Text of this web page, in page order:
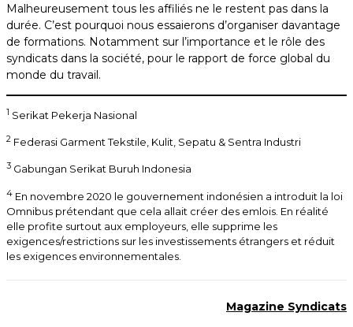
Malheureusement tous les affiliés ne le restent pas dans la
durée. C’est pourquoi nous essaierons d’organiser davantage
de formations. Notamment sur l’importance et le rôle des
syndicats dans la société, pour le rapport de force global du
monde du travail.
1 Serikat Pekerja Nasional
2 Federasi Garment Tekstile, Kulit, Sepatu & Sentra Industri
3 Gabungan Serikat Buruh Indonesia
4 En novembre 2020 le gouvernement indonésien a introduit la loi
Omnibus prétendant que cela allait créer des emlois. En réalité
elle profite surtout aux employeurs, elle supprime les
exigences/restrictions sur les investissements étrangers et réduit
les exigences environnementales.
Magazine Syndicats